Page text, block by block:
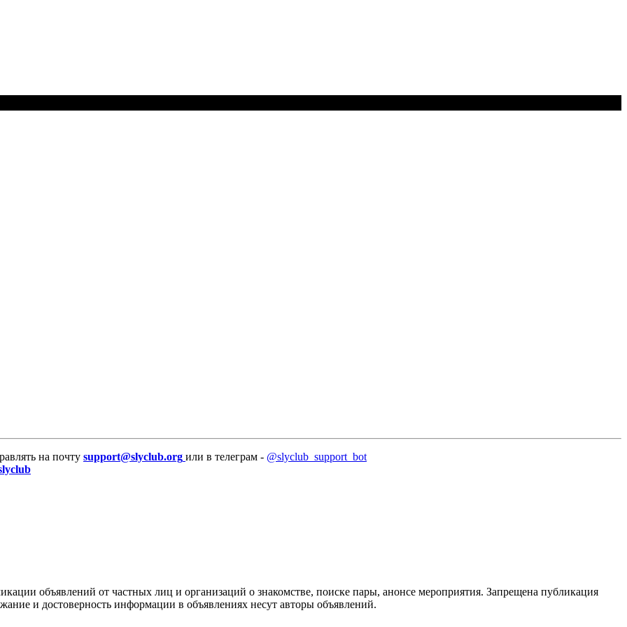
на почту support@slyclub.org или в телеграм - @slyclub_support_bot
объявлений от частных лиц и организаций о знакомстве, поиске пары, анонсе мероприятия. Запрещена публикация
и достоверность информации в объявлениях несут авторы объявлений.